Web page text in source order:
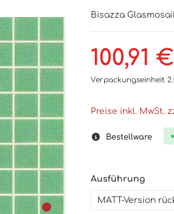
Bisazza
100,91
Verpackungseinheit
Preise inkl. MwSt.
Bestellware
Ausführung
MATT-Version